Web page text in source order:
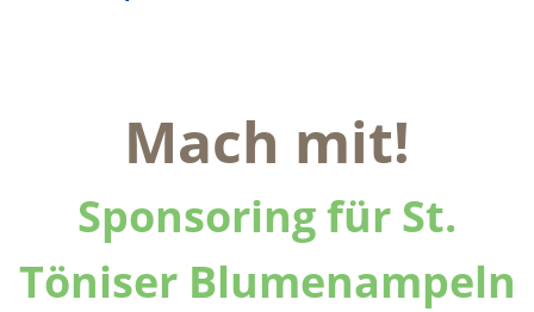
Mach mit!
Sponsoring für St.
Töniser Blumenampeln